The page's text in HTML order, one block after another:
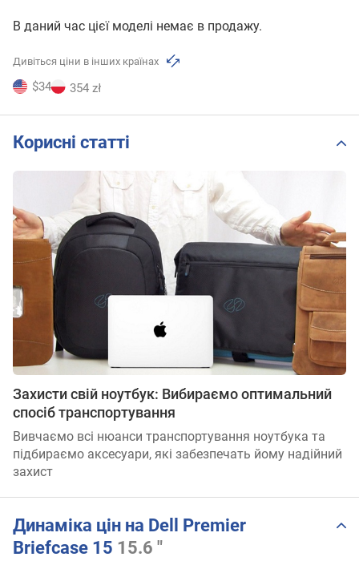
В даний час цієї моделі немає в продажу.
Дивіться ціни в інших країнах
$34 354 zł
Корисні статті
Захисти свій ноутбук: Вибираємо оптимальний
спосіб транспортування
Вивчаємо всі нюанси транспортування ноутбука та
підбираємо аксесуари, які забезпечать йому надійний
захист
Динаміка цін на Dell Premier
Briefcase 15 15.6 "